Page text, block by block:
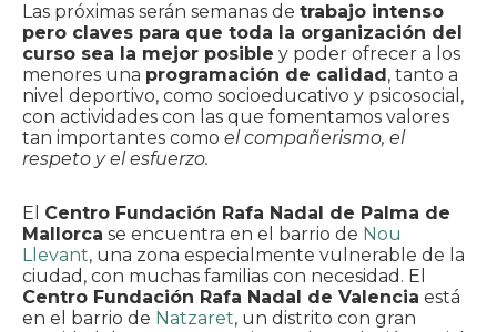
Las próximas serán semanas de trabajo intenso
pero claves para que toda la organización del
curso sea la mejor posible y poder ofrecer a los
menores una programación de calidad , tanto a
nivel deportivo, como socioeducativo y psicosocial,
con actividades con las que fomentamos valores
tan importantes como el compañerismo, el
respeto y el esfuerzo.
El Centro Fundación Rafa Nadal de Palma de
Mallorca se encuentra en el barrio de Nou
Llevant, una zona especialmente vulnerable de la
ciudad, con muchas familias con necesidad. El
Centro Fundación Rafa Nadal de Valencia está
en el barrio de Natzaret, un distrito con gran